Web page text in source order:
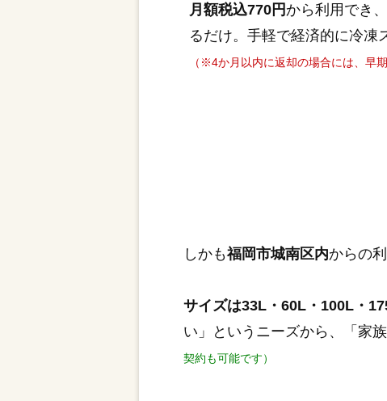
月額税込770円から利用でき
るだけ。手軽で経済的に冷凍
（※4か月以内に返却の場合には、早
しかも福岡市城南区内からの
サイズは33L・60L・100L・
い」というニーズから、「家
契約も可能です）